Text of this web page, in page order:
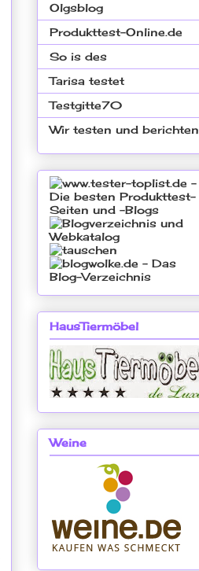
Olgsblog
Produkttest-Online.de
So is des
Tarisa testet
Testgitte70
Wir testen und berichten
HausTiermöbel
Weine